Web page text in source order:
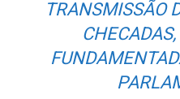
TRANSMISSÃO